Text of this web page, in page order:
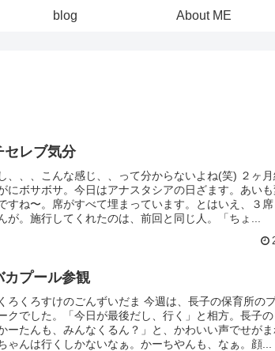
blog About ME
セレブ気分
、、、こんな感じ、、って分からないよね(笑) ２ヶ月
にボサボサ。今日はアナスタシアの日ざます。あい
すね〜。席がすべて埋まっています。とはいえ、３席
が。施行してくれたのは、前回と同じ人。「ちょ...
カプール参観
ろくろすけのごんずいだま 今週は、長子の保育所の
クでした。「今日が最後だし、行く」と相方。長子の
ーたんも、みんなくるん？」と、かわいい声でせがま
ゃんは行くしかないなぁ。かーちやんも、なぁ。顔...